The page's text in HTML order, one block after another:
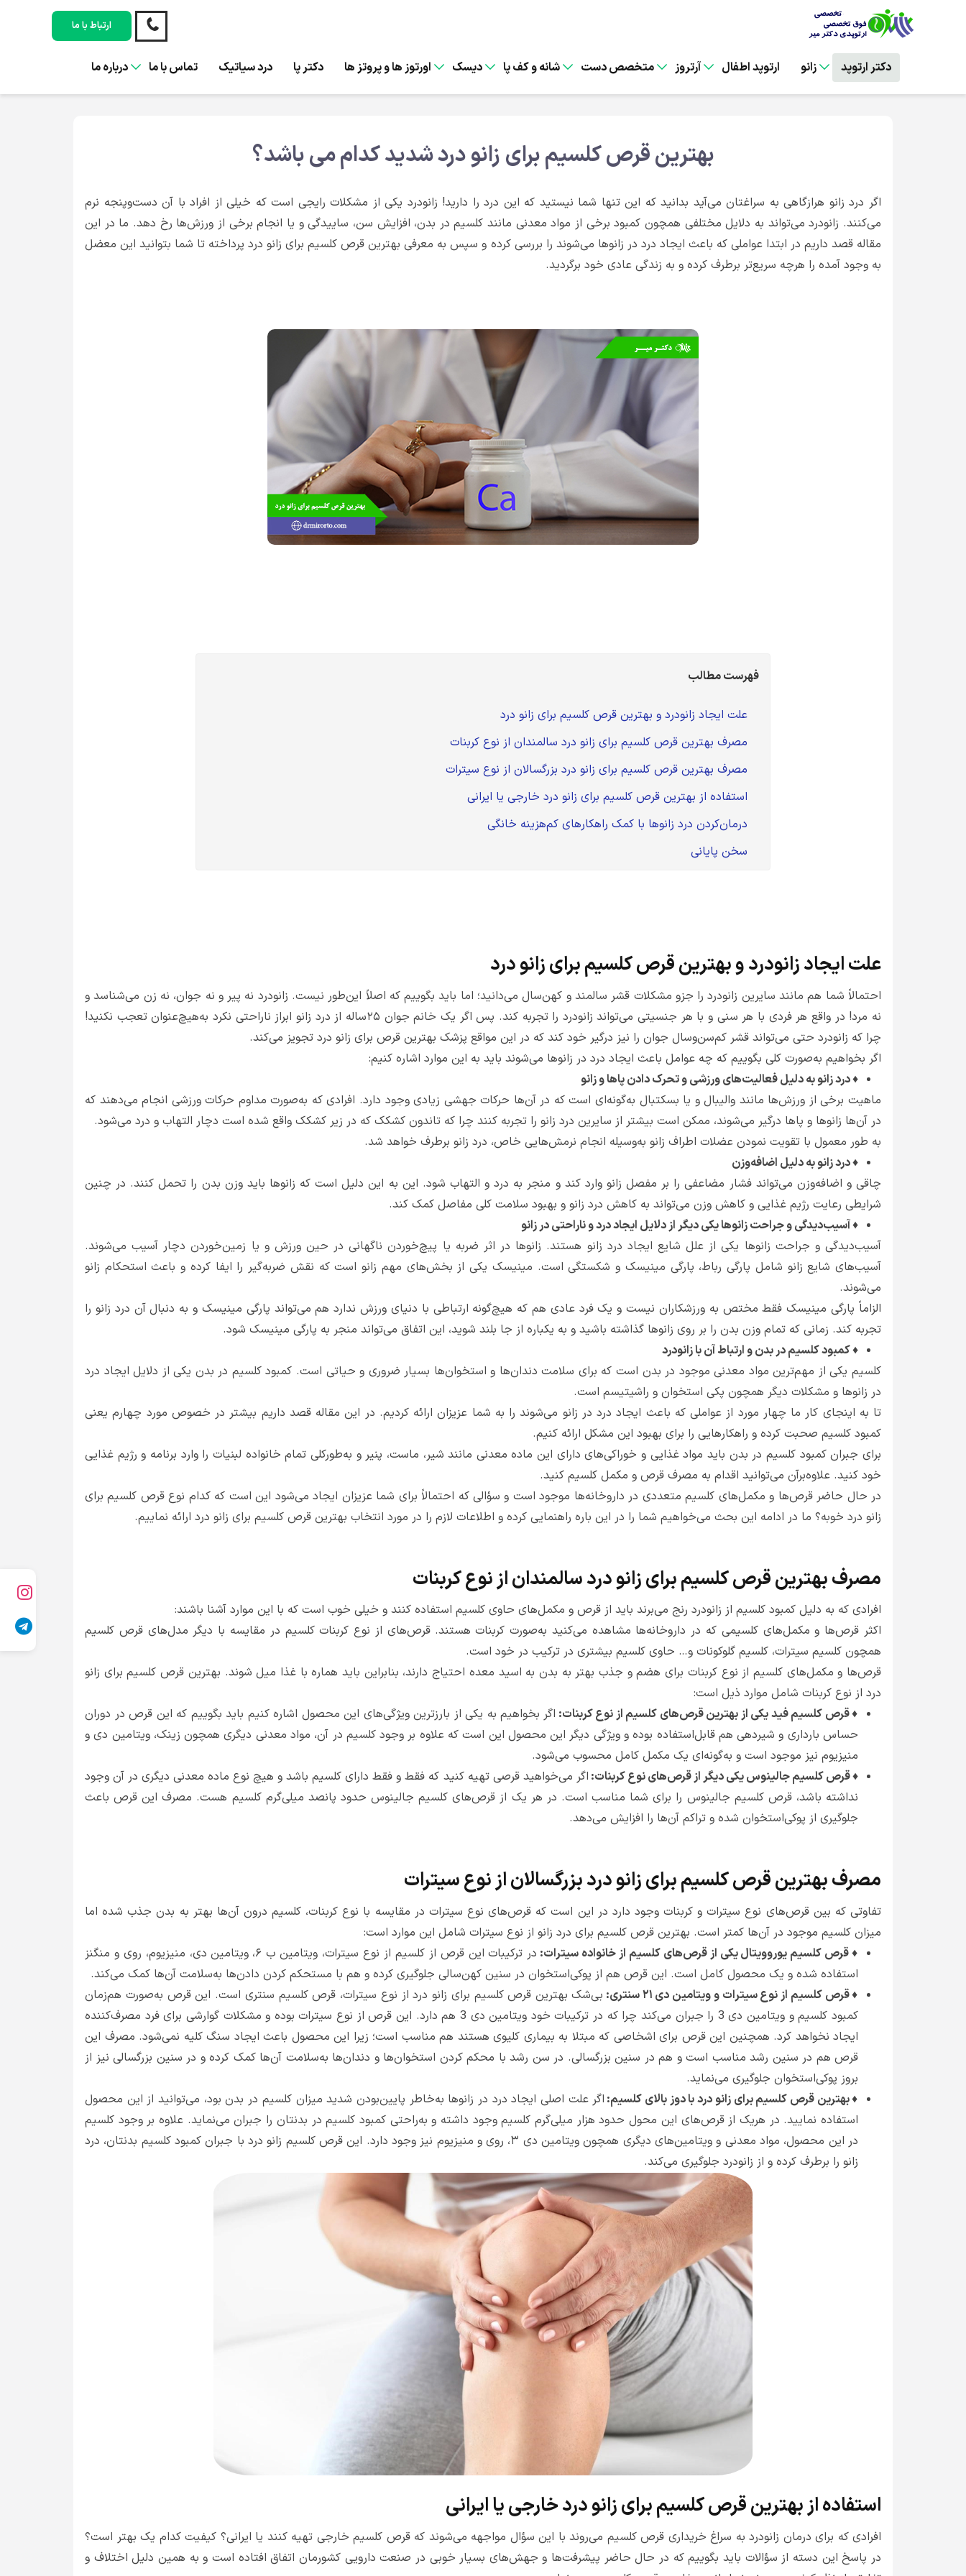
ارتباط با ما
دکتر ارتوپد زانو ارتوپد اطفال آرتروز متخصص دست شانه و کف پا دیسک اورتوز ها و پروتز ها دکتر پا درد سیاتیک تماس با ما درباره ما
بهترین قرص کلسیم برای زانو درد شدید کدام می باشد؟
اگر درد زانو هرازگاهی به سراغتان می‌آید بدانید که این تنها شما نیستید که این درد را دارید! زانودرد یکی از مشکلات رایجی است که خیلی از افراد با آن دست‌وپنجه نرم
می‌کنند. زانودرد می‌تواند به دلایل مختلفی همچون کمبود برخی از مواد معدنی مانند کلسیم در بدن، افزایش سن، ساییدگی و یا انجام برخی از ورزش‌ها رخ دهد. ما در این
مقاله قصد داریم در ابتدا عواملی که باعث ایجاد درد در زانوها می‌شوند را بررسی کرده و سپس به معرفی بهترین قرص کلسیم برای زانو درد پرداخته تا شما بتوانید این معضل
به وجود آمده را هرچه سریع‌تر برطرف کرده و به زندگی عادی خود برگردید.
فهرست مطالب
علت ایجاد زانودرد و بهترین قرص کلسیم برای زانو درد
احتمالاً شما هم مانند سایرین زانودرد را جزو مشکلات قشر سالمند و کهن‌سال می‌دانید؛ اما باید بگوییم که اصلاً این‌طور نیست. زانودرد نه پیر و نه جوان، نه زن می‌شناسد و
نه مرد! در واقع هر فردی با هر سنی و با هر جنسیتی می‌تواند زانودرد را تجربه کند. پس اگر یک خانم جوان ۲۵ساله از درد زانو ابراز ناراحتی نکرد به‌هیچ‌عنوان تعجب نکنید!
چرا که زانودرد حتی می‌تواند قشر کم‌سن‌وسال جوان را نیز درگیر خود کند که در این مواقع پزشک بهترین قرص برای زانو درد تجویز می‌کند.
اگر بخواهیم به‌صورت کلی بگوییم که چه عوامل باعث ایجاد درد در زانوها می‌شوند باید به این موارد اشاره کنیم:
♦ درد زانو به دلیل فعالیت‌های ورزشی و تحرک دادن پاها و زانو
ماهیت برخی از ورزش‌ها مانند والیبال و یا بسکتبال به‌گونه‌ای است که در آن‌ها حرکات جهشی زیادی وجود دارد. افرادی که به‌صورت مداوم حرکات ورزشی انجام می‌دهند که
در آن‌ها زانوها و پاها درگیر می‌شوند، ممکن است بیشتر از سایرین درد زانو را تجربه کنند چرا که تاندون کشکک که در زیر کشکک واقع شده است دچار التهاب و درد می‌شود.
به طور معمول با تقویت نمودن عضلات اطراف زانو به‌وسیله انجام نرمش‌هایی خاص، درد زانو برطرف خواهد شد.
♦ درد زانو به دلیل اضافه‌وزن
چاقی و اضافه‌وزن می‌تواند فشار مضاعفی را بر مفصل زانو وارد کند و منجر به درد و التهاب شود. این به این دلیل است که زانوها باید وزن بدن را تحمل کنند. در چنین
شرایطی رعایت رژیم غذایی و کاهش وزن می‌تواند به کاهش درد زانو و بهبود سلامت کلی مفاصل کمک کند.
♦ آسیب‌دیدگی و جراحت زانوها یکی دیگر از دلایل ایجاد درد و ناراحتی در زانو
آسیب‌دیدگی و جراحت زانوها یکی از علل شایع ایجاد درد زانو هستند. زانوها در اثر ضربه یا پیچ‌خوردن ناگهانی در حین ورزش و یا زمین‌خوردن دچار آسیب می‌شوند.
آسیب‌های شایع زانو شامل پارگی رباط، پارگی مینیسک و شکستگی است. مینیسک یکی از بخش‌های مهم زانو است که نقش ضربه‌گیر را ایفا کرده و باعث استحکام زانو
می‌شوند.
الزاماً پارگی مینیسک فقط مختص به ورزشکاران نیست و یک فرد عادی هم که هیچ‌گونه ارتباطی با دنیای ورزش ندارد هم می‌تواند پارگی مینیسک و به دنبال آن درد زانو را
تجربه کند. زمانی که تمام وزن بدن را بر روی زانوها گذاشته باشید و به یکباره از جا بلند شوید، این اتفاق می‌تواند منجر به پارگی مینیسک شود.
♦ کمبود کلسیم در بدن و ارتباط آن با زانودرد
کلسیم یکی از مهم‌ترین مواد معدنی موجود در بدن است که برای سلامت دندان‌ها و استخوان‌ها بسیار ضروری و حیاتی است. کمبود کلسیم در بدن یکی از دلایل ایجاد درد
در زانوها و مشکلات دیگر همچون پکی استخوان و راشیتیسم است.
تا به اینجای کار ما چهار مورد از عواملی که باعث ایجاد درد در زانو می‌شوند را به شما عزیزان ارائه کردیم. در این مقاله قصد داریم بیشتر در خصوص مورد چهارم یعنی
کمبود کلسیم صحبت کرده و راهکارهایی را برای بهبود این مشکل ارائه کنیم.
برای جبران کمبود کلسیم در بدن باید مواد غذایی و خوراکی‌های دارای این ماده معدنی مانند شیر، ماست، پنیر و به‌طورکلی تمام خانواده لبنیات را وارد برنامه و رژیم غذایی
خود کنید. علاوه‌برآن می‌توانید اقدام به مصرف قرص و مکمل کلسیم کنید.
در حال حاضر قرص‌ها و مکمل‌های کلسیم متعددی در داروخانه‌ها موجود است و سؤالی که احتمالاً برای شما عزیزان ایجاد می‌شود این است که کدام نوع قرص کلسیم برای
زانو درد خوبه؟ ما در ادامه این بحث می‌خواهیم شما را در این باره راهنمایی کرده و اطلاعات لازم را در مورد انتخاب بهترین قرص کلسیم برای زانو درد ارائه نماییم.
مصرف بهترین قرص کلسیم برای زانو درد سالمندان از نوع کربنات
افرادی که به دلیل کمبود کلسیم از زانودرد رنج می‌برند باید از قرص و مکمل‌های حاوی کلسیم استفاده کنند و خیلی خوب است که با این موارد آشنا باشند:
اکثر قرص‌ها و مکمل‌های کلسیمی که در داروخانه‌ها مشاهده می‌کنید به‌صورت کربنات هستند. قرص‌های از نوع کربنات کلسیم در مقایسه با دیگر مدل‌های قرص کلسیم
همچون کلسیم سیترات، کلسیم گلوکونات و… حاوی کلسیم بیشتری در ترکیب در خود است.
قرص‌ها و مکمل‌های کلسیم از نوع کربنات برای هضم و جذب بهتر به بدن به اسید معده احتیاج دارند، بنابراین باید هماره با غذا میل شوند. بهترین قرص کلسیم برای زانو
درد از نوع کربنات شامل موارد ذیل است:
♦ قرص کلسیم فید یکی از بهترین قرص‌های کلسیم از نوع کربنات: اگر بخواهیم به یکی از بارزترین ویژگی‌های این محصول اشاره کنیم باید بگوییم که این قرص در دوران
حساس بارداری و شیردهی هم قابل‌استفاده بوده و ویژگی دیگر این محصول این است که علاوه بر وجود کلسیم در آن، مواد معدنی دیگری همچون زینک، ویتامین دی و
منیزیوم نیز موجود است و به‌گونه‌ای یک مکمل کامل محسوب می‌شود.
♦ قرص کلسیم جالینوس یکی دیگر از قرص‌های نوع کربنات: اگر می‌خواهید قرصی تهیه کنید که فقط و فقط دارای کلسیم باشد و هیچ نوع ماده معدنی دیگری در آن وجود
نداشته باشد، قرص کلسیم جالینوس را برای شما مناسب است. در هر یک از قرص‌های کلسیم جالینوس حدود پانصد میلی‌گرم کلسیم هست. مصرف این قرص باعث
جلوگیری از پوکی‌استخوان شده و تراکم آن‌ها را افزایش می‌دهد.
مصرف بهترین قرص کلسیم برای زانو درد بزرگسالان از نوع سیترات
تفاوتی که بین قرص‌های نوع سیترات و کربنات وجود دارد در این است که قرص‌های نوع سیترات در مقایسه با نوع کربنات، کلسیم درون آن‌ها بهتر به بدن جذب شده اما
میزان کلسیم موجود در آن‌ها کمتر است. بهترین قرص کلسیم برای درد زانو از نوع سیترات شامل این موارد است:
♦ قرص کلسیم یوروویتال یکی از قرص‌های کلسیم از خانواده سیترات:
در ترکیبات این قرص از کلسیم از نوع سیترات، ویتامین ب ۶، ویتامین دی، منیزیوم، روی و منگنز
استفاده شده و یک محصول کامل است. این قرص هم از پوکی‌استخوان در سنین کهن‌سالی جلوگیری کرده و هم با مستحکم کردن دادن‌ها به‌سلامت آن‌ها کمک می‌کند.
♦ قرص کلسیم از نوع سیترات و ویتامین دی ۲۱ سنتری:
بی‌شک بهترین قرص کلسیم برای زانو درد از نوع سیترات، قرص کلسیم سنتری است. این قرص به‌صورت هم‌زمان
کمبود کلسیم و ویتامین دی 3 را جبران می‌کند چرا که در ترکیبات خود ویتامین دی 3 هم دارد. این قرص از نوع سیترات بوده و مشکلات گوارشی برای فرد مصرف‌کننده
ایجاد نخواهد کرد. همچنین این قرص برای اشخاصی که مبتلا به بیماری کلیوی هستند هم مناسب است؛ زیرا این محصول باعث ایجاد سنگ کلیه نمی‌شود. مصرف این
قرص هم در سنین رشد مناسب است و هم در سنین بزرگسالی. در سن رشد با محکم کردن استخوان‌ها و دندان‌ها به‌سلامت آن‌ها کمک کرده و در سنین بزرگسالی نیز از
بروز پوکی‌استخوان جلوگیری می‌نماید.
♦ بهترین قرص کلسیم برای زانو درد با دوز بالای کلسیم: اگر علت اصلی ایجاد درد در زانوها به‌خاطر پایین‌بودن شدید میزان کلسیم در بدن بود، می‌توانید از این محصول
استفاده نمایید. در هریک از قرص‌های این محول حدود هزار میلی‌گرم کلسیم وجود داشته و به‌راحتی کمبود کلسیم در بدنتان را جبران می‌نماید. علاوه بر وجود کلسیم
در این محصول، مواد معدنی و ویتامین‌های دیگری همچون ویتامین دی ۳، روی و منیزیوم نیز وجود دارد. این قرص کلسیم زانو درد با جبران کمبود کلسیم بدنتان، درد
زانو را برطرف کرده و از زانودرد جلوگیری می‌کند.
استفاده از بهترین قرص کلسیم برای زانو درد خارجی یا ایرانی
افرادی که برای درمان زانودرد به سراغ خریداری قرص کلسیم می‌روند با این سؤال مواجهه می‌شوند که قرص کلسیم خارجی تهیه کنند یا ایرانی؟ کیفیت کدام یک بهتر است؟
در پاسخ این دسته از سؤالات باید بگوییم که در حال حاضر پیشرفت‌ها و جهش‌های بسیار خوبی در صنعت دارویی کشورمان اتفاق افتاده است و به همین دلیل اختلاف و